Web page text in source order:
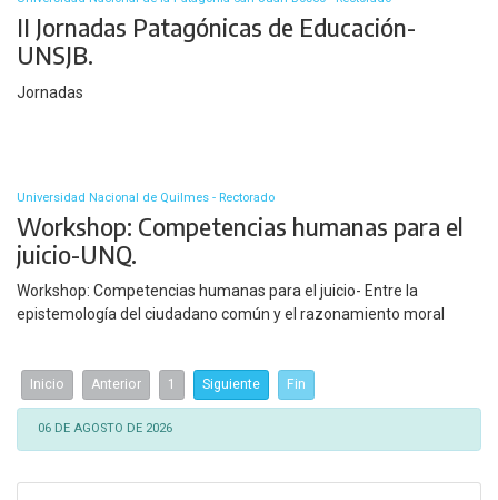
II Jornadas Patagónicas de Educación-
UNSJB.
Jornadas
Universidad Nacional de Quilmes - Rectorado
Workshop: Competencias humanas para el
juicio-UNQ.
Workshop: Competencias humanas para el juicio- Entre la
epistemología del ciudadano común y el razonamiento moral
Inicio Anterior 1 Siguiente Fin
06 DE AGOSTO DE 2026